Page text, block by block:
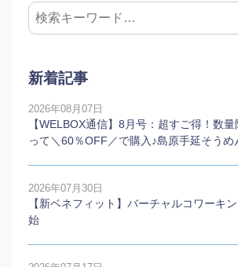
新着記事
2026年08月07日
【WELBOX通信】8月号：超すご得！数
って＼60％OFF／で購入♪島原手延そうめ
2026年07月30日
【新ベネフィット】バーチャルコワーキ
始